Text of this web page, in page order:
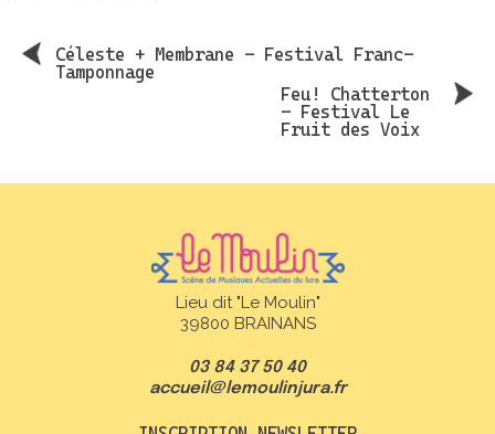
Céleste + Membrane – Festival Franc-
Tamponnage
Feu! Chatterton
– Festival Le
Fruit des Voix
Lieu dit "Le Moulin"
39800 BRAINANS
03 84 37 50 40
accueil@lemoulinjura.fr